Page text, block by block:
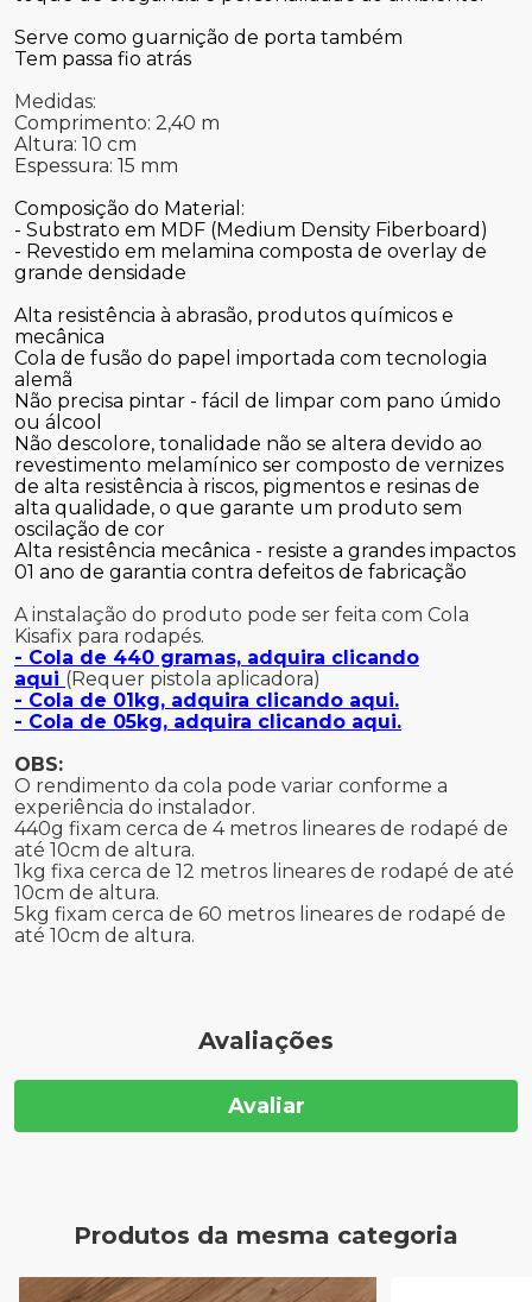
Serve como guarnição de porta também
Tem passa fio atrás
Medidas:
Comprimento: 2,40 m
Altura: 10 cm
Espessura: 15 mm
Composição do Material:
- Substrato em MDF (Medium Density Fiberboard)
- Revestido em melamina composta de overlay de
grande densidade
Alta resistência à abrasão, produtos químicos e
mecânica
Cola de fusão do papel importada com tecnologia
alemã
Não precisa pintar - fácil de limpar com pano úmido
ou álcool
Não descolore, tonalidade não se altera devido ao
revestimento melamínico ser composto de vernizes
de alta resistência à riscos, pigmentos e resinas de
alta qualidade, o que garante um produto sem
oscilação de cor
Alta resistência mecânica - resiste a grandes impactos
01 ano de garantia contra defeitos de fabricação
A instalação do produto pode ser feita com Cola
Kisafix para rodapés.
- Cola de 440 gramas, adquira clicando
aqui (Requer pistola aplicadora)
- Cola de 01kg, adquira clicando aqui.
- Cola de 05kg, adquira clicando aqui.
OBS:
O rendimento da cola pode variar conforme a
experiência do instalador.
440g fixam cerca de 4 metros lineares de rodapé de
até 10cm de altura.
1kg fixa cerca de 12 metros lineares de rodapé de até
10cm de altura.
5kg fixam cerca de 60 metros lineares de rodapé de
até 10cm de altura.
Avaliações
Avaliar
Produtos da mesma categoria